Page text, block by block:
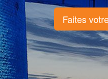
Faites